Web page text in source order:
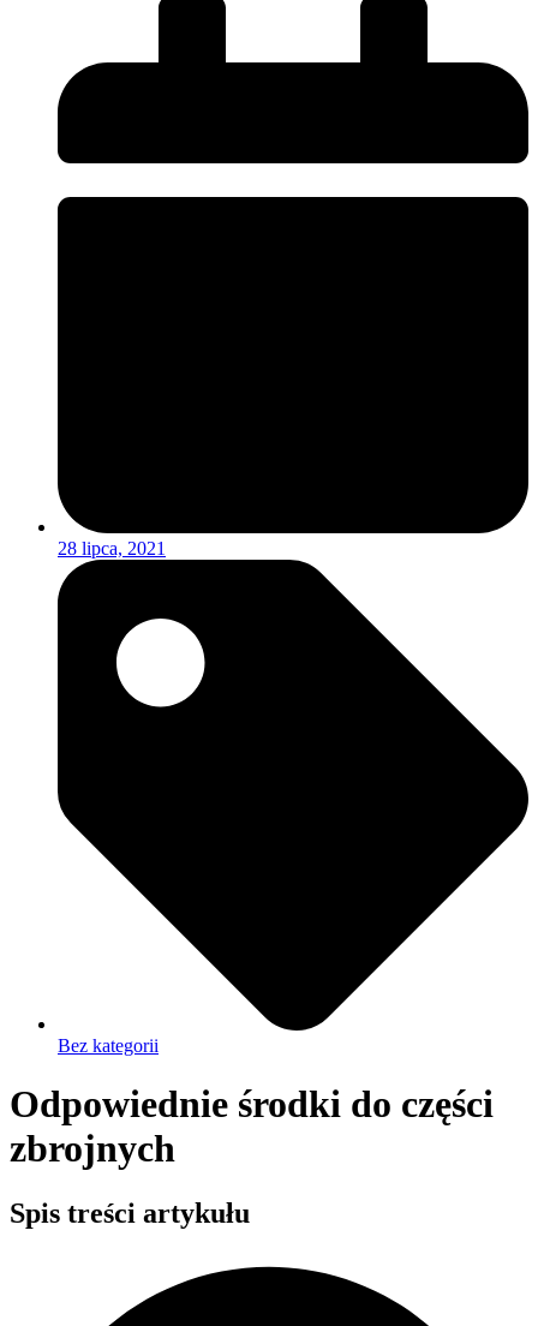
28 lipca, 2021
Bez kategorii
Odpowiednie środki do części
zbrojnych
Spis treści artykułu